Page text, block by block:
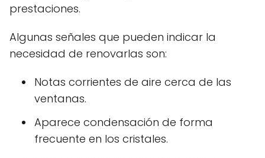
prestaciones.
Algunas señales que pueden indicar la
necesidad de renovarlas son:
Notas corrientes de aire cerca de las
ventanas.
Aparece condensación de forma
frecuente en los cristales.